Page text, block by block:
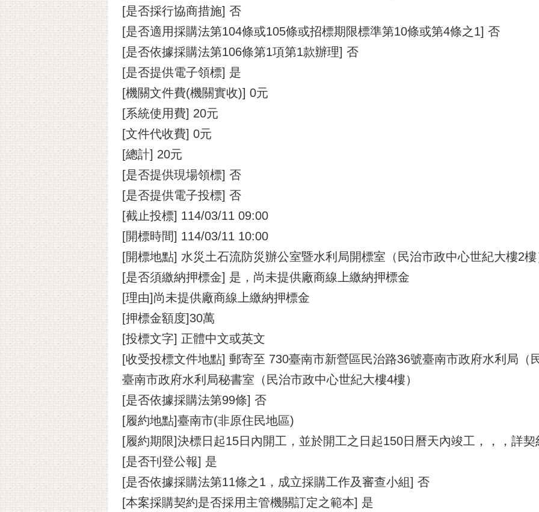
[是否採行協商措施] 否
[是否適用採購法第104條或105條或招標期限標準第10條或第4條之1] 否
[是否依據採購法第106條第1項第1款辦理] 否
[是否提供電子領標] 是
[機關文件費(機關實收)] 0元
[系統使用費] 20元
[文件代收費] 0元
[總計] 20元
[是否提供現場領標] 否
[是否提供電子投標] 否
[截止投標] 114/03/11 09:00
[開標時間] 114/03/11 10:00
[開標地點] 水災土石流防災辦公室暨水利局開標室（民治市政中心世紀大樓2樓
[是否須繳納押標金] 是，尚未提供廠商線上繳納押標金
[理由]尚未提供廠商線上繳納押標金
[押標金額度]30萬
[投標文字] 正體中文或英文
[收受投標文件地點] 郵寄至 730臺南市新營區民治路36號臺南市政府水利局（
臺南市政府水利局秘書室（民治市政中心世紀大樓4樓）
[是否依據採購法第99條] 否
[履約地點]臺南市(非原住民地區)
[履約期限]決標日起15日內開工，並於開工之日起150日曆天內竣工，，，詳契
[是否刊登公報] 是
[是否依據採購法第11條之1，成立採購工作及審查小組] 否
[本案採購契約是否採用主管機關訂定之範本] 是